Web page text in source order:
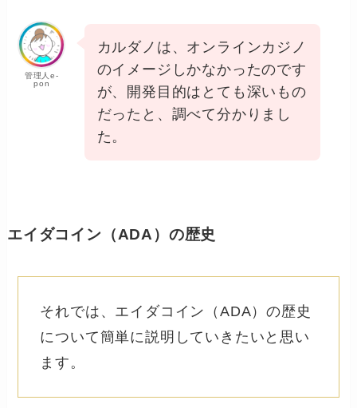
管理人e-
pon
カルダノは、オンラインカジノ
のイメージしかなかったのです
が、開発目的はとても深いもの
だったと、調べて分かりまし
た。
エイダコイン（ADA）の歴史
それでは、エイダコイン（ADA）の歴史
について簡単に説明していきたいと思い
ます。